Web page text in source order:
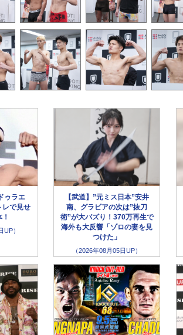
ゥラエ
レで見せ
UP）
【武道】”元ミス日本”安井
南、グラビアの次は”抜刀
術”が大バズり！370万再生で
海外も大反響「ゾロの妻を見
つけた」
（2026年08月05日UP）